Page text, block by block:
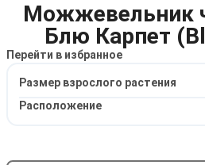
Можжевельник
Блю Карпет
Перейти в избранное
Размер взрослого растения
Расположение